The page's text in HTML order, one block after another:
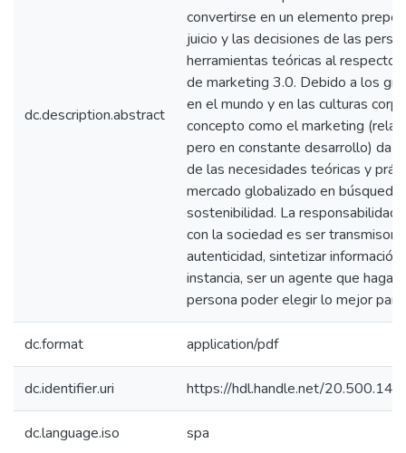
dc.description.abstract
convertirse en un elemento
juicio y las decisiones de las
herramientas teóricas al respecto
de marketing 3.0. Debido a los
en el mundo y en las culturas
concepto como el marketing
pero en constante desarrollo) da
de las necesidades teóricas y
mercado globalizado en búsqueda
sostenibilidad. La responsabilidad
con la sociedad es ser transmisor
autenticidad, sintetizar información
instancia, ser un agente que haga
persona poder elegir lo mejor
dc.format application/pdf
dc.identifier.uri https://hdl.handle.net/
dc.language.iso spa